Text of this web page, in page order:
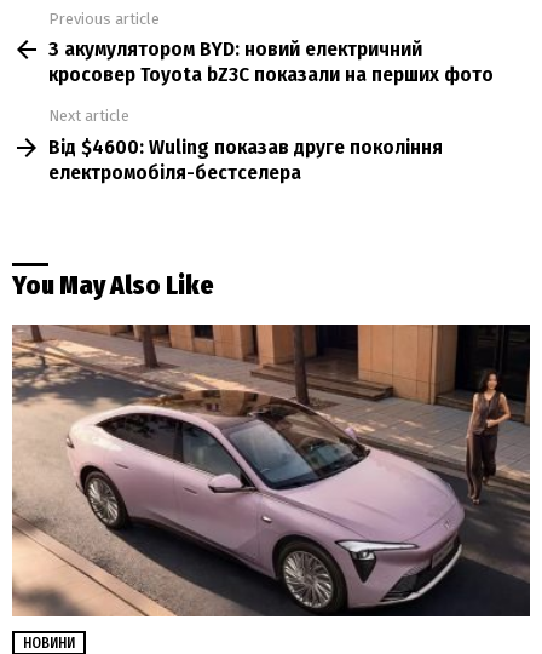
more
Previous article
З акумулятором BYD: новий електричний
кросовер Toyota bZ3C показали на перших фото
Next article
Від $4600: Wuling показав друге покоління
електромобіля-бестселера
You May Also Like
НОВИНИ